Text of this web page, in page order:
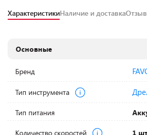
ХарактеристикиНаличие и доставка
Основные
Бренд
Тип инструмента
Тип питания
Количество скоростей 1